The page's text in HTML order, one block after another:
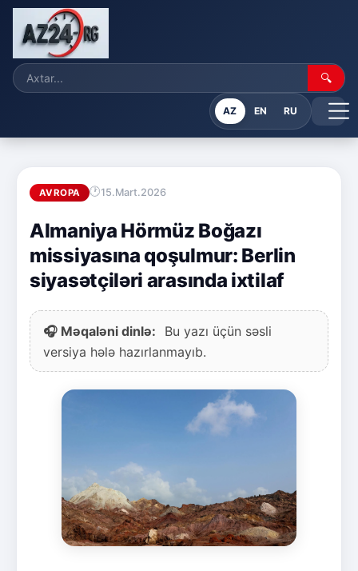
🔍
AZ EN RU
AVROPA 15.Mart.2026
Almaniya Hörmüz Boğazı
missiyasına qoşulmur: Berlin
siyasətçiləri arasında ixtilaf
🎧 Məqaləni dinlə:
Bu yazı üçün səsli
versiya hələ hazırlanmayıb.